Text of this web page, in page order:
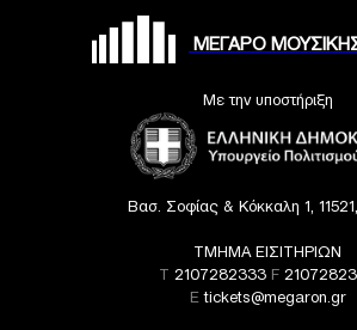
ΜΕΓΑΡΟ
Με την υποστήριξη
Βασ. Σοφίας & Κόκκαλη 1,
ΤΜΗΜΑ ΕΙΣΙΤΗΡΙΩΝ
T 2107282333 F
Etickets@megaron.gr